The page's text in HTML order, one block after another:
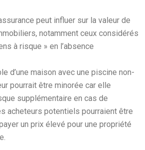
peut influer sur la valeur de
notamment ceux considérés
à risque » en l’absence
d’une maison avec une piscine non-
pourrait être minorée car elle
supplémentaire en cas de
acheteurs potentiels pourraient être
un prix élevé pour une propriété